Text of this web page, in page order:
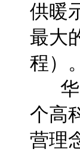
供暖
最大
程）。
华
个高
营理